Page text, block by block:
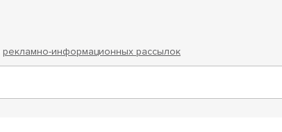
рекламно-информационных рассылок